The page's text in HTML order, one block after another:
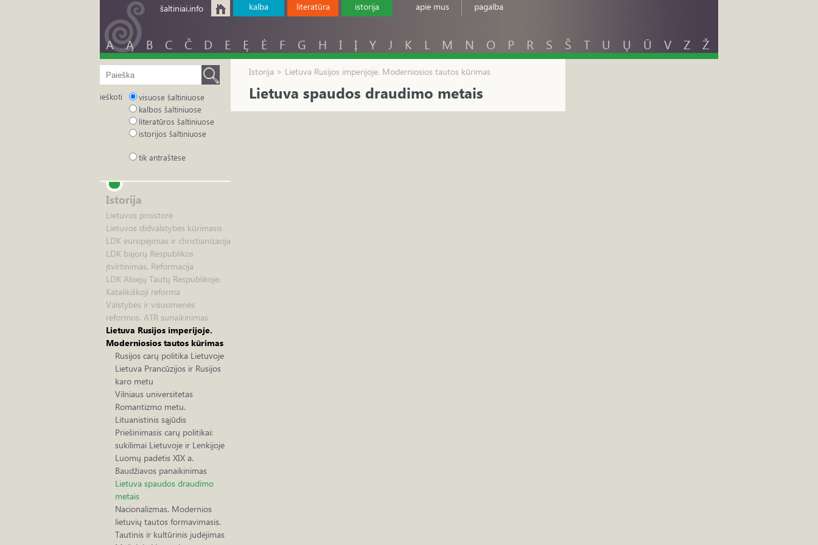
šaltiniai.info kalba literatūra istorija apie mus pagalba
A Ą B C Č D E Ę Ė F G H I Į Y J K L M N O P R S Š T U Ų Ū V Z Ž
ieškoti
visuose šaltiniuose
kalbos šaltiniuose
literatūros šaltiniuose
istorijos šaltiniuose
tik antraštėse
Istorija
Lietuvos proistorė
Lietuvos didvalstybės kūrimasis
LDK europėjimas ir christianizacija
LDK bajorų Respublikos
įtvirtinimas. Reformacija
LDK Abiejų Tautų Respublikoje.
Katalikiškoji reforma
Valstybės ir visuomenės
reformos. ATR sunaikinimas
Lietuva Rusijos imperijoje.
Moderniosios tautos kūrimas
Rusijos carų politika Lietuvoje
Lietuva Prancūzijos ir Rusijos
karo metu
Vilniaus universitetas
Romantizmo metu.
Lituanistinis sąjūdis
Priešinimasis carų politikai:
sukilimai Lietuvoje ir Lenkijoje
Luomų padėtis XIX a.
Baudžiavos panaikinimas
Lietuva spaudos draudimo
metais
Nacionalizmas. Modernios
lietuvių tautos formavimasis.
Tautinis ir kultūrinis judėjimas
Istorija > Lietuva Rusijos imperijoje. Moderniosios tautos kūrimas
Lietuva spaudos draudimo metais